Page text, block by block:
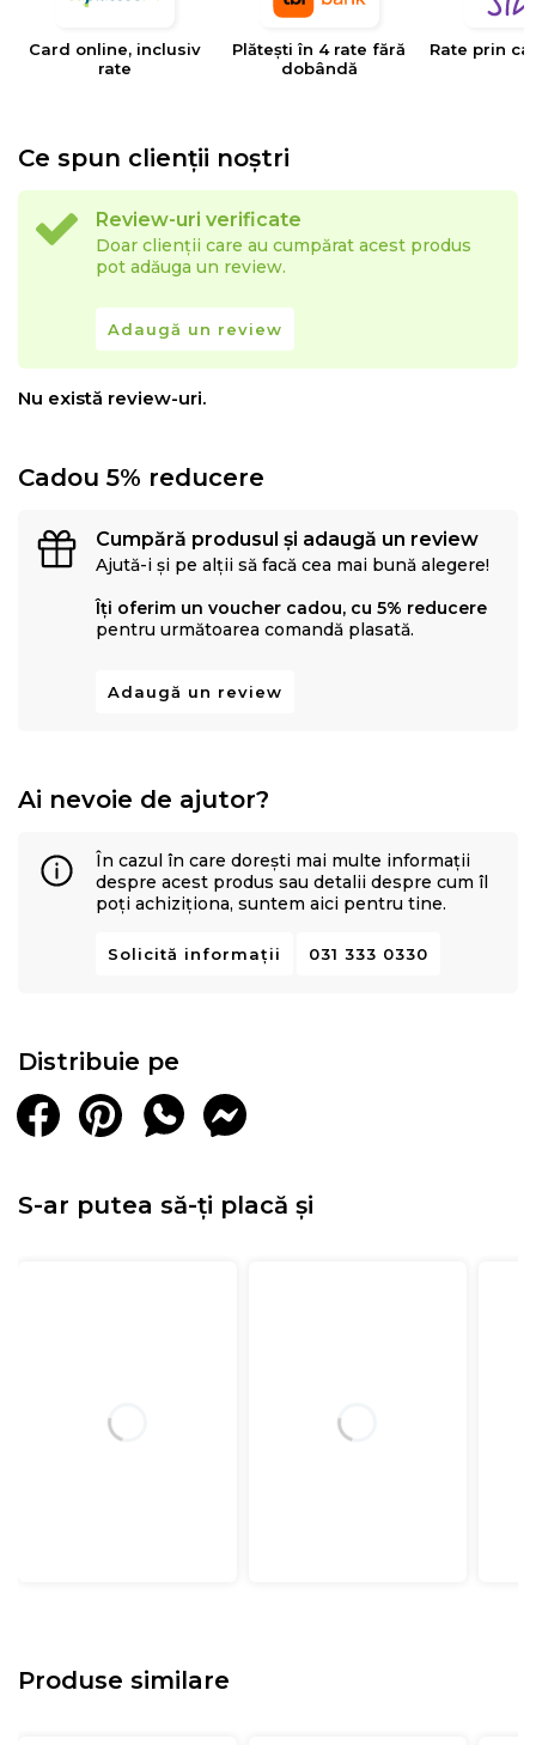
obiecte. Sunt incluse doua somiere cu lamele.
Suprafata pentru dormit: 90x200 cm
Adancime de montare somiera cu lamele: 8.5 cm
Somiere incluse: 1
Inaltime saltea inferioara: aproximativ 11 cm maxim
Numar sertare: 1
imaginile online pot diferi de culorile originale de pe
Vizibilitatea fibrei lemnului si a nodurilor face parte din
lemn masiv. Fiind un produs natural, suprafata se poate
modifica.
Instructiuni de ingrijire si curatare: Produsul este
hidrofug si usor de intretinut. Stergeti-l pur si simplu cu
Se livreaza demontat pentru asamblare proprie. Sunt
Obiectele decorative nu sunt incluse. Salteaua nu este
Card online, inclusiv
rate
Plătești în 4 rate fără
dobândă
Rate prin
Ce spun clienții noștri
Review-uri verificate
Doar clienții care au cumpărat acest produs
pot adăuga un review.
Adaugă un review
Nu există review-uri.
Cadou 5% reducere
Cumpără produsul și adaugă un review
Ajută-i și pe alții să facă cea mai bună alegere!
Îți oferim un voucher cadou, cu 5% reducere
pentru următoarea comandă plasată.
Adaugă un review
Ai nevoie de ajutor?
În cazul în care dorești mai multe informații
despre acest produs sau detalii despre cum îl
poți achiziționa, suntem aici pentru tine.
Solicită informații 031 333 0330
Distribuie pe
S-ar putea să-ți placă și
Produse similare